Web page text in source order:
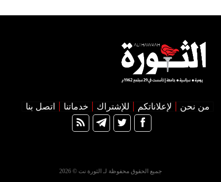
من نحن لإعلاناتكم للإشتراك خدماتنا اتصل بنا
جميع الحقوق محفوظة لـ الثورة نت © 2026